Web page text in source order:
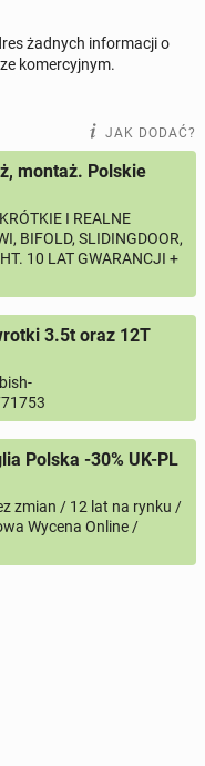
żadnych informacji o
komercyjnym.
JAK DODAĆ?
montaż. Polskie
I REALNE
BIFOLD, SLIDINGDOOR,
10 LAT GWARANCJI +
3.5t oraz 12T
Polska -30% UK-PL
zmian / 12 lat na rynku /
Wycena Online /